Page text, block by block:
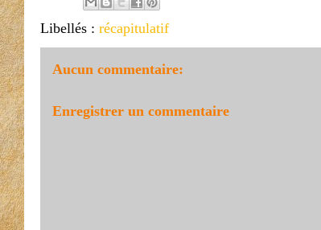
Libellés : récapitulatif
Aucun commentaire:
Enregistrer un commentaire